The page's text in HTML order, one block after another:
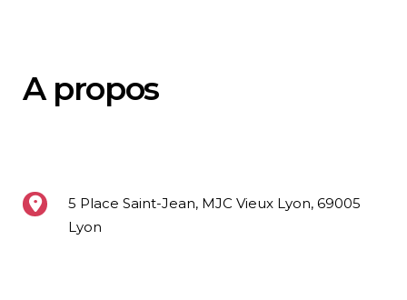
A propos
5 Place Saint-Jean, MJC Vieux Lyon, 69005
Lyon